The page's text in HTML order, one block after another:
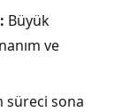
Büyük
ve
süreci sona